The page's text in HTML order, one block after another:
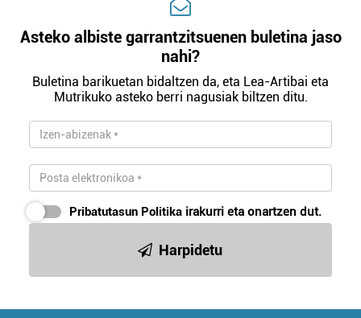
Asteko albiste garrantzitsuenen buletina jaso
nahi?
Buletina barikuetan bidaltzen da, eta Lea-Artibai eta
Mutrikuko asteko berri nagusiak biltzen ditu.
Pribatutasun Politika irakurri eta onartzen dut.
Harpidetu